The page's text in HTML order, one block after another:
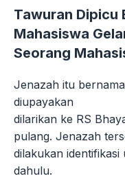
Tawuran Dipicu
Mahasiswa
Seorang
Jenazah itu
diupayakan
dilarikan ke RS
pulang. Jenazah
dilakukan
dahulu.